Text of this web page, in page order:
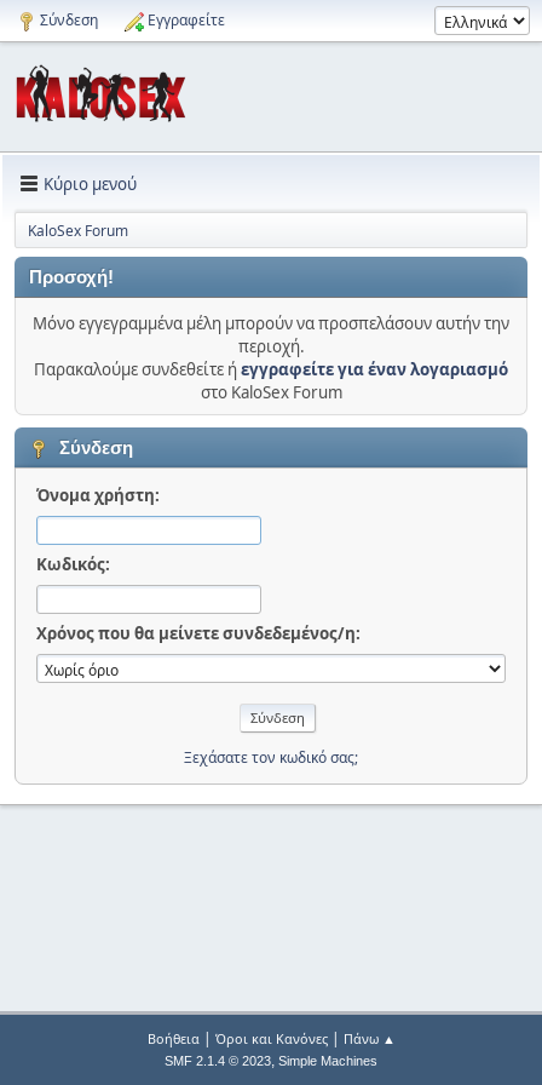
Σύνδεση Εγγραφείτε
Κύριο μενού
KaloSex Forum
Προσοχή!
Μόνο εγγεγραμμένα μέλη μπορούν να προσπελάσουν αυτήν την
περιοχή.
Παρακαλούμε συνδεθείτε ήεγγραφείτε για έναν λογαριασμό
στο KaloSex Forum
Σύνδεση
Όνομα χρήστη:
Κωδικός:
Χρόνος που θα μείνετε συνδεδεμένος/η:
Ξεχάσατε τον κωδικό σας;
Βοήθεια| Όροι και Κανόνες| Πάνω ▲
SMF 2.1.4 © 2023, Simple Machines